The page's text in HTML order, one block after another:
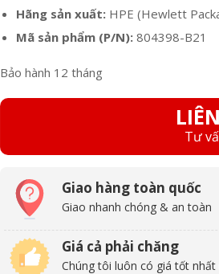
Hãng sản xuất:HPE (Hewlett
Mã sản phẩm (P/N):804398-B21
Bảo hành 12 tháng
Tư
Giao hàng toàn quốc
Giao nhanh chóng & an toàn
Giá cả phải chăng
Chúng tôi luôn có giá tốt nhất